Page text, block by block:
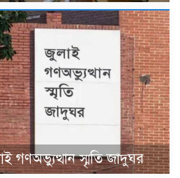
গণঅভ্যুত্থান স্মৃতি জাদুঘর